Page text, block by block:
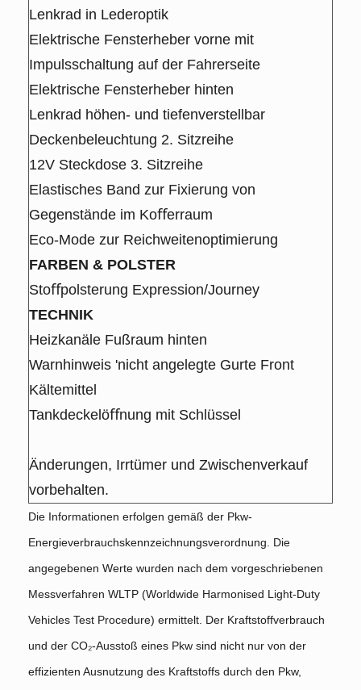
Lenkrad in Lederoptik
Elektrische Fensterheber vorne mit
Impulsschaltung auf der Fahrerseite
Elektrische Fensterheber hinten
Lenkrad höhen- und tiefenverstellbar
Deckenbeleuchtung 2. Sitzreihe
12V Steckdose 3. Sitzreihe
Elastisches Band zur Fixierung von
Gegenstände im Koﬀerraum
Eco-Mode zur Reichweitenoptimierung
FARBEN & POLSTER
Stoﬀpolsterung Expression/Journey
TECHNIK
Heizkanäle Fußraum hinten
Warnhinweis 'nicht angelegte Gurte Front
Kältemittel
Tankdeckelöﬀnung mit Schlüssel
Änderungen, Irrtümer und Zwischenverkauf
vorbehalten.
Die Informationen erfolgen gemäß der Pkw-
Energieverbrauchskennzeichnungsverordnung. Die
angegebenen Werte wurden nach dem vorgeschriebenen
Messverfahren WLTP (Worldwide Harmonised Light-Duty
Vehicles Test Procedure) ermittelt. Der Kraftstoffverbrauch
und der CO₂-Ausstoß eines Pkw sind nicht nur von der
effizienten Ausnutzung des Kraftstoffs durch den Pkw,